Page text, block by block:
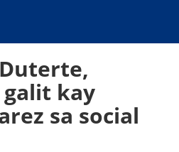
galit kay
sa social